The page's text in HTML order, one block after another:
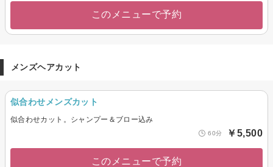
このメニューで予約
メンズヘアカット
似合わせメンズカット
似合わせカット。シャンプー＆ブロー込み
60分 ￥5,500
このメニューで予約